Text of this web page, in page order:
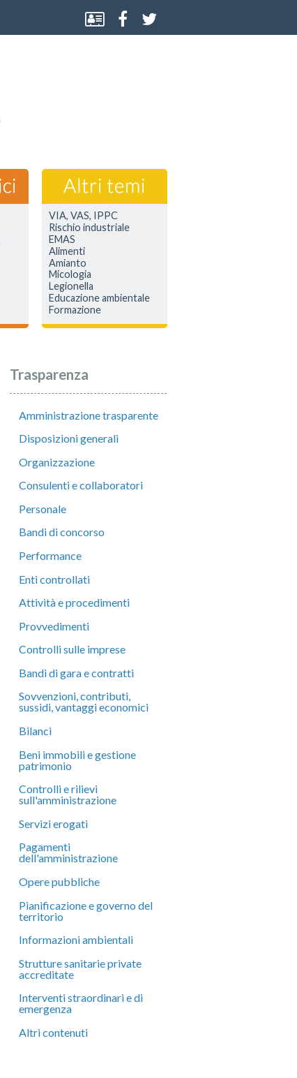
VIA, VAS, IPPC
Rischio industriale
EMAS
Alimenti
Amianto
Micologia
Legionella
Educazione ambientale
Formazione
Trasparenza
Amministrazione trasparente
Disposizioni generali
Organizzazione
Consulenti e collaboratori
Personale
Bandi di concorso
Performance
Enti controllati
Attività e procedimenti
Provvedimenti
Controlli sulle imprese
Bandi di gara e contratti
Sovvenzioni, contributi,
sussidi, vantaggi economici
Bilanci
Beni immobili e gestione
patrimonio
Controlli e rilievi
sull'amministrazione
Servizi erogati
Pagamenti
dell'amministrazione
Opere pubbliche
Pianificazione e governo del
territorio
Informazioni ambientali
Strutture sanitarie private
accreditate
Interventi straordinari e di
emergenza
Altri contenuti